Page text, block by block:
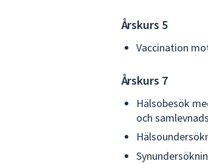
Årskurs 5
Vaccination
Årskurs 7
Hälsobesök
och